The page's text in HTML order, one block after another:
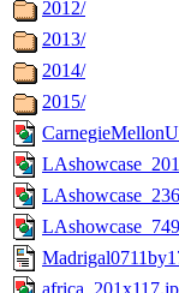
2012/
2013/
2014/
2015/